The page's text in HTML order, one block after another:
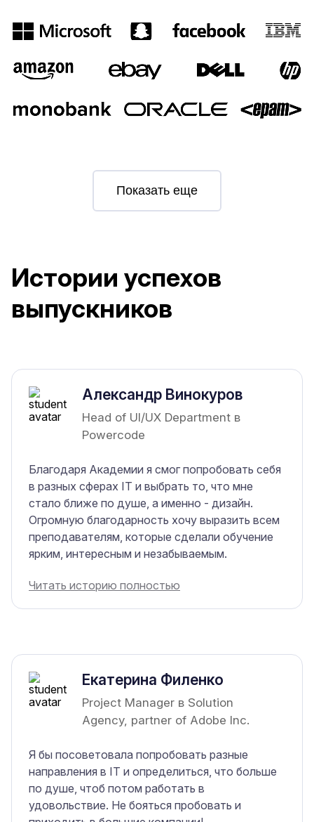
Показать еще
Истории успехов
выпускников
Александр Винокуров
Head of UI/UX Department в
Powercode
Благодаря Академии я смог попробовать себя
в разных сферах IT и выбрать то, что мне
стало ближе по душе, а именно - дизайн.
Огромную благодарность хочу выразить всем
преподавателям, которые сделали обучение
ярким, интересным и незабываемым.
Читать историю полностью
Екатерина Филенко
Project Manager в Solution
Agency, partner of Adobe Inc.
Я бы посоветовала попробовать разные
направления в IT и определиться, что больше
по душе, чтоб потом работать в
удовольствие. Не бояться пробовать и